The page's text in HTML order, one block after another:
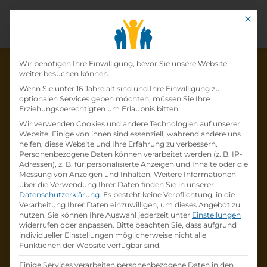
Die Lehrstelle wurde schon
besetzt!
Die LehrstelleLehre zum:zur
Einzelhandelskaufmann:Einzelhandelskauffr
aubeiPENNY Österreichist schonbesetzt
Firmenprofil besuchen
Andere Lehrstelle suchen
Mit
Datenschutz-
Wir benötigen Ihre Einwilligung, bevor Sie unsere Website
weiter besuchen können.
Wenn Sie unter 16 Jahre alt sind und Ihre Einwilligung zu
optionalen Services geben möchten, müssen Sie Ihre
Erziehungsberechtigten um Erlaubnis bitten.
Wir verwenden Cookies und andere Technologien auf unserer
Website. Einige von ihnen sind essenziell, während andere uns
helfen, diese Website und Ihre Erfahrung zu verbessern.
Personenbezogene Daten können verarbeitet werden (z. B. IP-
Adressen), z. B. für personalisierte Anzeigen und Inhalte oder die
Messung von Anzeigen und Inhalten. Weitere Informationen
über die Verwendung Ihrer Daten finden Sie in unserer
Datenschutzerklärung. Es besteht keine Verpflichtung, in die
Verarbeitung Ihrer Daten einzuwilligen, um dieses Angebot zu
nutzen. Sie können Ihre Auswahl jederzeit unter Einstellungen
widerrufen oder anpassen. Bitte beachten Sie, dass aufgrund
individueller Einstellungen möglicherweise nicht alle
Funktionen der Website verfügbar sind.
Einige Services verarbeiten personenbezogene Daten in den